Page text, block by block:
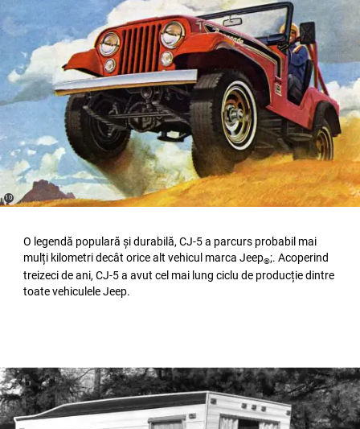
O legendă populară și durabilă, CJ-5 a parcurs probabil mai
mulți kilometri decât orice alt vehicul marca Jeep®;. Acoperind
treizeci de ani, CJ-5 a avut cel mai lung ciclu de producție dintre
toate vehiculele Jeep.
(
Disclosure
10)